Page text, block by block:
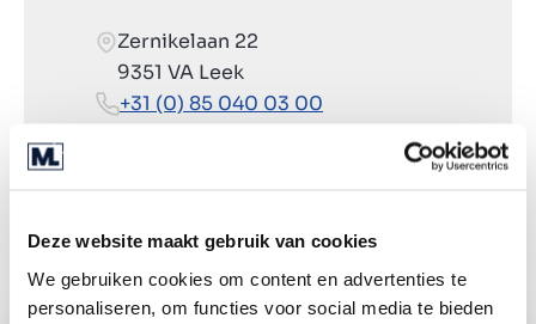
Deze website maakt gebruik van cookies
We gebruiken cookies om content en advertenties te
personaliseren, om functies voor social media te bieden
Zernikelaan 22
9351 VA Leek
+31 (0) 85 040 03 00